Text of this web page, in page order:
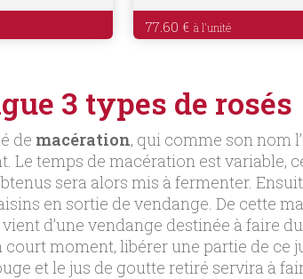
77.60 €
3 types de rosés
de macération, qui comme son nom
Le temps de macération est variable,
sera alors mis à fermenter.
en sortie de vendange. De cette
d’une vendange destinée à faire
court moment, libérer une partie de
et le jus de goutte retiré servira à